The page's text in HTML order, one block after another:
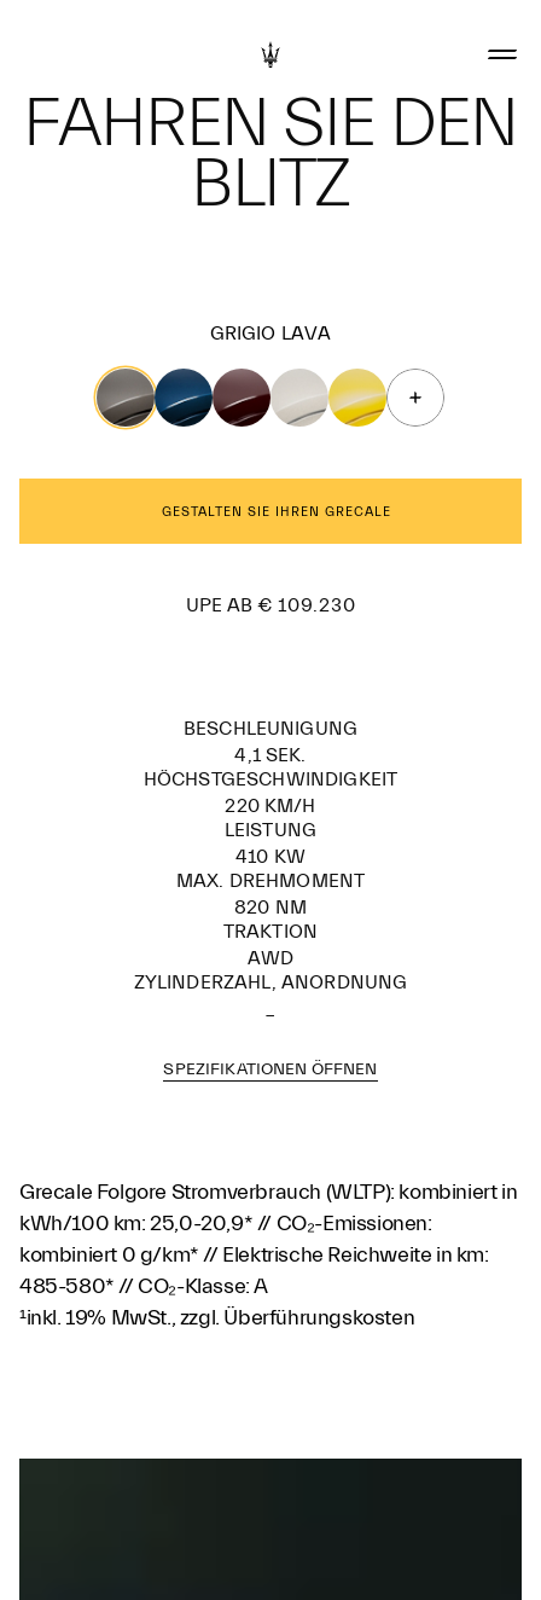
FAHREN SIE DEN
BLITZ
GRIGIO LAVA
GESTALTEN SIE IHREN GRECALE
UPE AB € 109.230
BESCHLEUNIGUNG
4,1 SEK.
HÖCHSTGESCHWINDIGKEIT
220 KM/H
LEISTUNG
410 KW
MAX. DREHMOMENT
820 NM
TRAKTION
AWD
ZYLINDERZAHL, ANORDNUNG
SPEZIFIKATIONEN ÖFFNEN
Grecale Folgore Stromverbrauch (WLTP): kombiniert in
kWh/100 km: 25,0-20,9* // CO₂-Emissionen:
kombiniert 0 g/km* // Elektrische Reichweite in km:
485-580* // CO₂-Klasse: A
¹inkl. 19% MwSt., zzgl. Überführungskosten